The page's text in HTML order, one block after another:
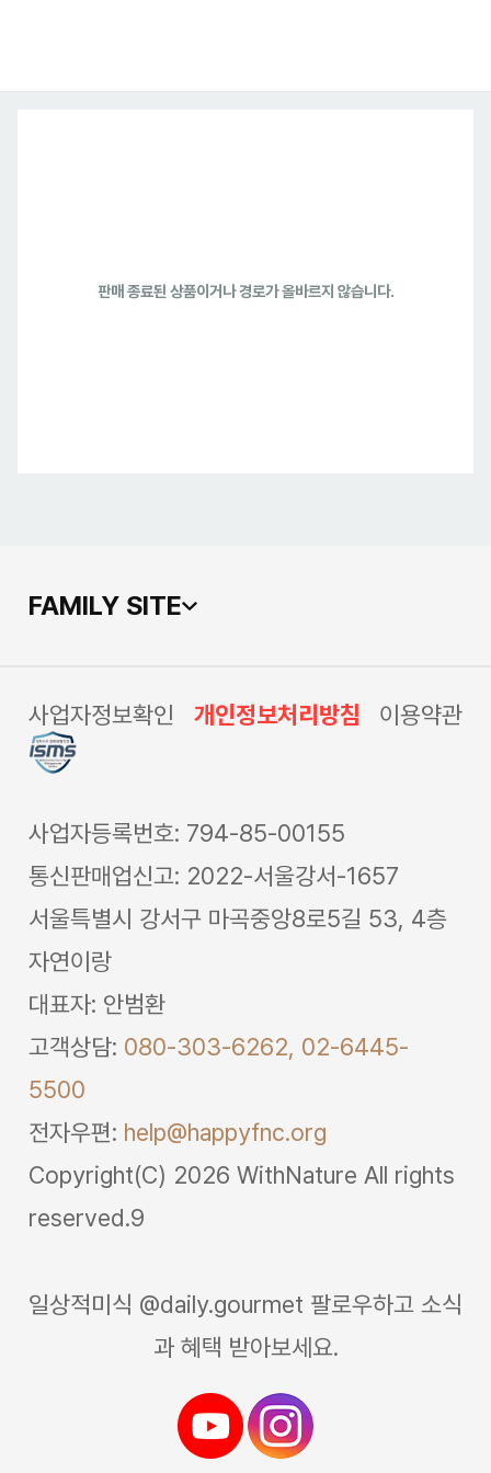
판매 종료된 상품이거나 경로가 올바르지 않습니다.
FAMILY SITE
사업자정보확인 개인정보처리방침 이용약관
사업자등록번호: 794-85-00155
통신판매업신고: 2022-서울강서-1657
서울특별시 강서구 마곡중앙8로5길 53, 4층
자연이랑
대표자: 안범환
고객상담: 080-303-6262, 02-6445-
5500
전자우편: help@happyfnc.org
Copyright(C) 2026 WithNature All rights
reserved.9
일상적미식 @daily.gourmet 팔로우하고 소식
과 혜택 받아보세요.